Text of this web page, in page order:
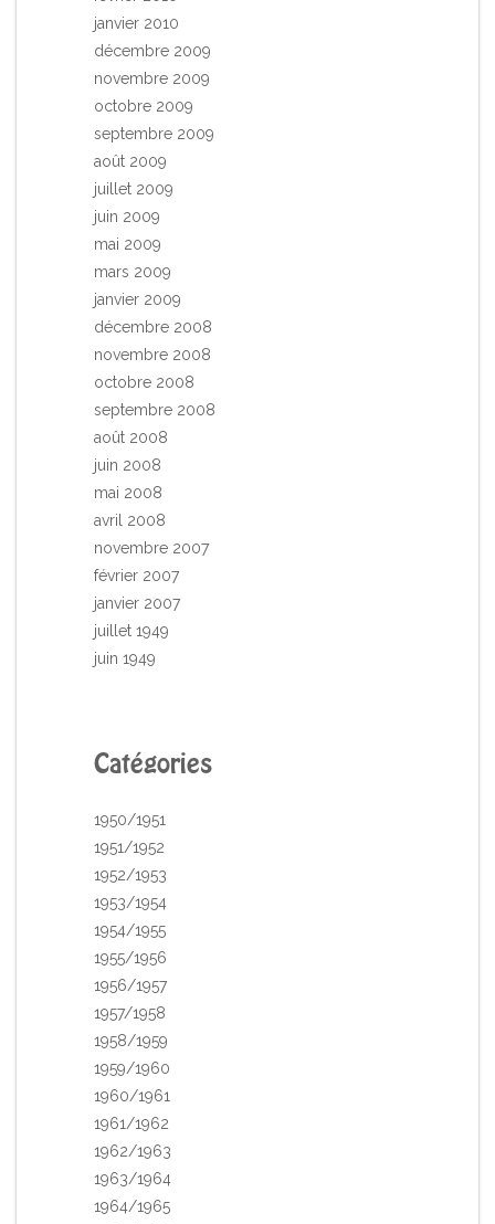
janvier 2010
décembre 2009
novembre 2009
octobre 2009
septembre 2009
août 2009
juillet 2009
juin 2009
mai 2009
mars 2009
janvier 2009
décembre 2008
novembre 2008
octobre 2008
septembre 2008
août 2008
juin 2008
mai 2008
avril 2008
novembre 2007
février 2007
janvier 2007
juillet 1949
juin 1949
Catégories
1950/1951
1951/1952
1952/1953
1953/1954
1954/1955
1955/1956
1956/1957
1957/1958
1958/1959
1959/1960
1960/1961
1961/1962
1962/1963
1963/1964
1964/1965